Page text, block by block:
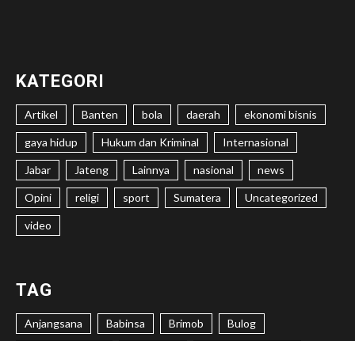
KATEGORI
Artikel Banten bola daerah ekonomi bisnis
gaya hidup Hukum dan Kriminal Internasional
Jabar Jateng Lainnya nasional news
Opini religi sport Sumatera Uncategorized
video
TAG
Anjangsana Babinsa Brimob Bulog